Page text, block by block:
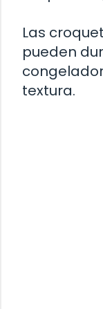
Las
pueden
textura.